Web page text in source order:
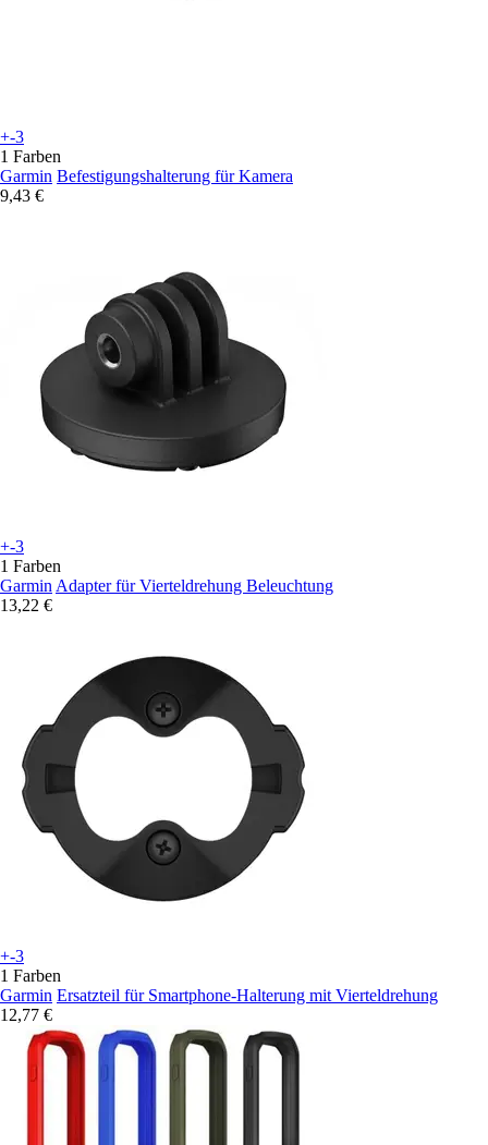
+-3
1 Farben
Garmin Befestigungshalterung für Kamera
9,43 €
+-3
1 Farben
Garmin Adapter für Vierteldrehung Beleuchtung
13,22 €
+-3
1 Farben
Garmin Ersatzteil für Smartphone-Halterung mit Vierteldrehung
12,77 €